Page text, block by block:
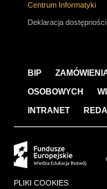
Centrum Informatyki
Deklaracja dostępności
BIP
OSOBOWYCH
INTRANET
PLIKI COOKIES